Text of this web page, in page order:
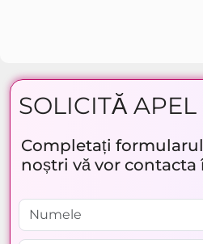
SOLICITĂ APEL
Completați
noștri vă vor contacta